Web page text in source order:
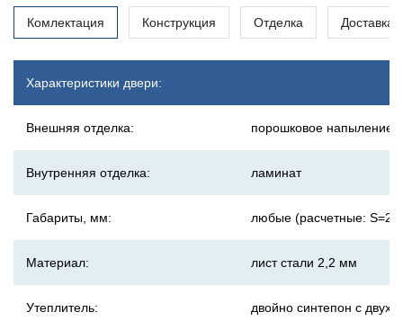
Комлектация Конструкция Отделка Доставка
Характеристики двери:
Внешняя отделка: порошковое напыление
Внутренняя отделка: ламинат
Габариты, мм: любые (расчетные:
Материал: лист стали 2,2 мм
Утеплитель: двойно синтепон с двух